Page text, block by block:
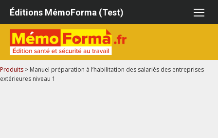
Aller
contenu
Éditions MémoForma (Test)
Produits > Manuel préparation à l’habilitation des salariés des entreprises
extérieures niveau 1